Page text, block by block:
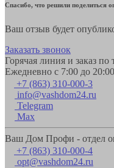
Спасибо, что решили поделиться
Ваш отзыв будет
Заказать звонок
Горячая линия и заказ по
Ежедневно с 7:00 до 20:00
+7 (863) 310-000-3
info@vashdom24.ru
Telegram
Max
Ваш Дом Профи - отдел
+7 (863) 310-000-4
opt@vashdom24.ru